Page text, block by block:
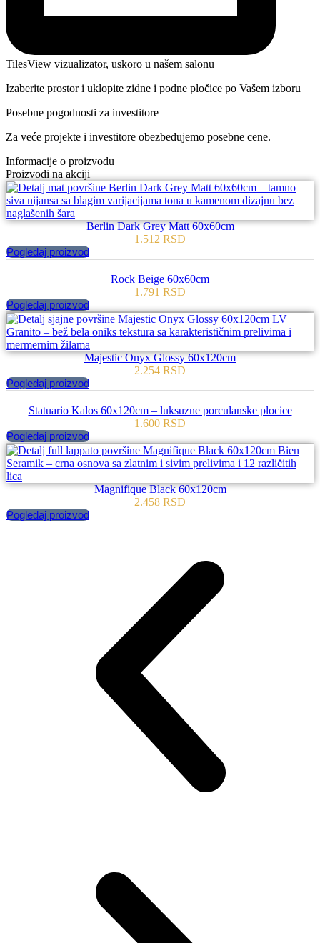
TilesView vizualizator, uskoro u našem salonu
Izaberite prostor i uklopite zidne i podne pločice po Vašem izboru
Posebne pogodnosti za investitore
Za veće projekte i investitore obezbeđujemo posebne cene.
Informacije o proizvodu
Proizvodi na akciji
Berlin Dark Grey Matt 60x60cm
1.512 RSD
Pogledaj proizvod
Rock Beige 60x60cm
1.791 RSD
Pogledaj proizvod
Majestic Onyx Glossy 60x120cm
2.254 RSD
Pogledaj proizvod
Statuario Kalos 60x120cm – luksuzne porculanske plocice
1.600 RSD
Pogledaj proizvod
Magnifique Black 60x120cm
2.458 RSD
Pogledaj proizvod